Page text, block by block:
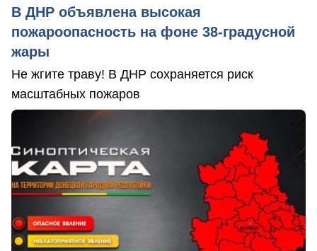
В ДНР объявлена высокая
пожароопасность на фоне 38-градусной
жары
Не жгите траву! В ДНР сохраняется риск
масштабных пожаров